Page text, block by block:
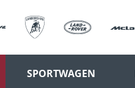
SPORTWAGEN